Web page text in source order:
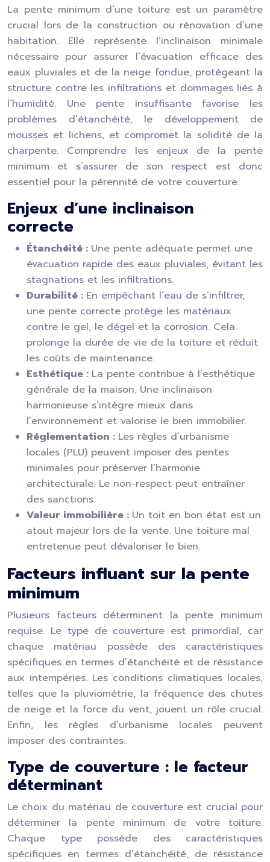
La pente minimum d’une toiture est un paramètre
crucial lors de la construction ou rénovation d’une
habitation. Elle représente l’inclinaison minimale
nécessaire pour assurer l’évacuation efficace des
eaux pluviales et de la neige fondue, protégeant la
structure contre les infiltrations et dommages liés à
l’humidité. Une pente insuffisante favorise les
problèmes d’étanchéité, le développement de
mousses et lichens, et compromet la solidité de la
charpente. Comprendre les enjeux de la pente
minimum et s’assurer de son respect est donc
essentiel pour la pérennité de votre couverture.
Enjeux d’une inclinaison
correcte
Étanchéité : Une pente adéquate permet une
évacuation rapide des eaux pluviales, évitant les
stagnations et les infiltrations.
Durabilité : En empêchant l’eau de s’infiltrer,
une pente correcte protège les matériaux
contre le gel, le dégel et la corrosion. Cela
prolonge la durée de vie de la toiture et réduit
les coûts de maintenance.
Esthétique : La pente contribue à l’esthétique
générale de la maison. Une inclinaison
harmonieuse s’intègre mieux dans
l’environnement et valorise le bien immobilier.
Réglementation : Les règles d’urbanisme
locales (PLU) peuvent imposer des pentes
minimales pour préserver l’harmonie
architecturale. Le non-respect peut entraîner
des sanctions.
Valeur immobilière : Un toit en bon état est un
atout majeur lors de la vente. Une toiture mal
entretenue peut dévaloriser le bien.
Facteurs influant sur la pente
minimum
Plusieurs facteurs déterminent la pente minimum
requise. Le type de couverture est primordial, car
chaque matériau possède des caractéristiques
spécifiques en termes d’étanchéité et de résistance
aux intempéries. Les conditions climatiques locales,
telles que la pluviométrie, la fréquence des chutes
de neige et la force du vent, jouent un rôle crucial.
Enfin, les règles d’urbanisme locales peuvent
imposer des contraintes.
Type de couverture : le facteur
déterminant
Le choix du matériau de couverture est crucial pour
déterminer la pente minimum de votre toiture.
Chaque type possède des caractéristiques
spécifiques en termes d’étanchéité, de résistance